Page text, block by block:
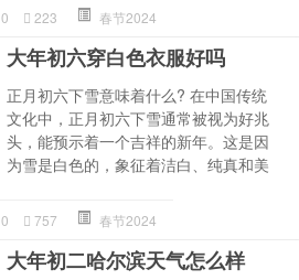
0 223 春节2024
大年初六穿白色衣服好吗
正月初六下雪意味着什么? 在中国传统
文化中，正月初六下雪通常被视为好兆
头，能预示着一个吉祥的新年。这是因
为雪是白色的，象征着洁白、纯真和美
0 757 春节2024
大年初二哈尔滨天气怎么样